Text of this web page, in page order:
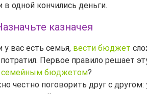
в одной кончились деньги.
казначея
у вас есть семья, вести бюджет
Первое правило решает
семейным бюджетом?
честно поговорить друг с